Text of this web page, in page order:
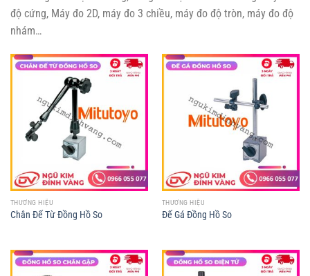
độ cứng, Máy đo 2D, máy đo 3 chiều, máy đo độ tròn, máy đo độ
nhám…
THƯƠNG HIỆU
Chân Đế Từ Đồng Hồ So
THƯƠNG HIỆU
Đế Gá Đồng Hồ So